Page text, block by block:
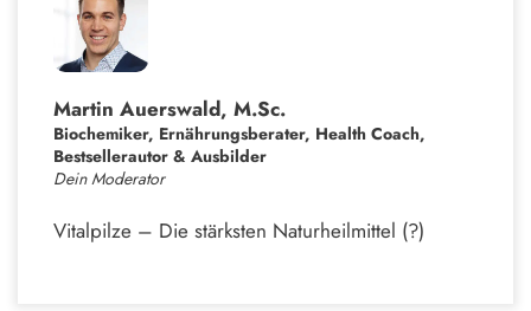
Martin Auerswald, M.Sc.
Biochemiker, Ernährungsberater, Health Coach,
Bestsellerautor & Ausbilder
Dein Moderator
Vitalpilze – Die stärksten Naturheilmittel (?)